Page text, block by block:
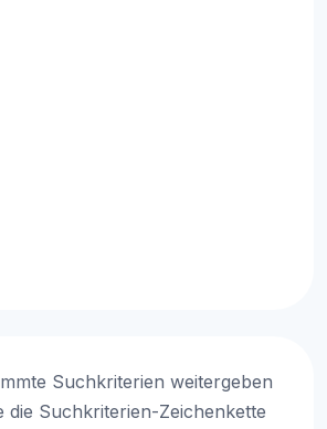
Suchkriterien weitergeben
die Suchkriterien-Zeichenkette